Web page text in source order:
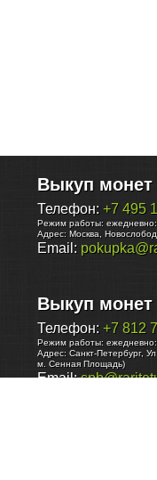
Выкуп
Телефон: +7 495
Режим работы:
Адрес: Москва
Email:
Выкуп монет
Телефон: +7 812
Режим работы:
Адрес: Санкт-Петербург,
м. Сенная Площадь)
Email: